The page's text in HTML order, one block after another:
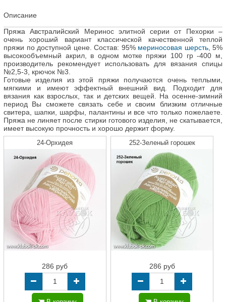
Описание
Пряжа Австралийский Меринос элитной серии от Пехорки –
очень хороший вариант классической качественной теплой
пряжи по доступной цене. Состав: 95% мериносовая шерсть, 5%
высокообъемный акрил, в одном мотке пряжи 100 гр -400 м,
производитель рекомендует использовать для вязания спицы
№2,5-3, крючок №3.
Готовые изделия из этой пряжи получаются очень теплыми,
мягкими и имеют эффектный внешний вид. Подходит для
вязания как взрослых, так и детских вещей. На осенне-зимний
период Вы сможете связать себе и своим близким отличные
свитера, шапки, шарфы, палантины и все что только пожелаете.
Пряжа не линяет после стирки готового изделия, не скатывается,
имеет высокую прочность и хорошо держит форму.
24-Орхидея
286 руб
252-Зеленый горошек
286 руб